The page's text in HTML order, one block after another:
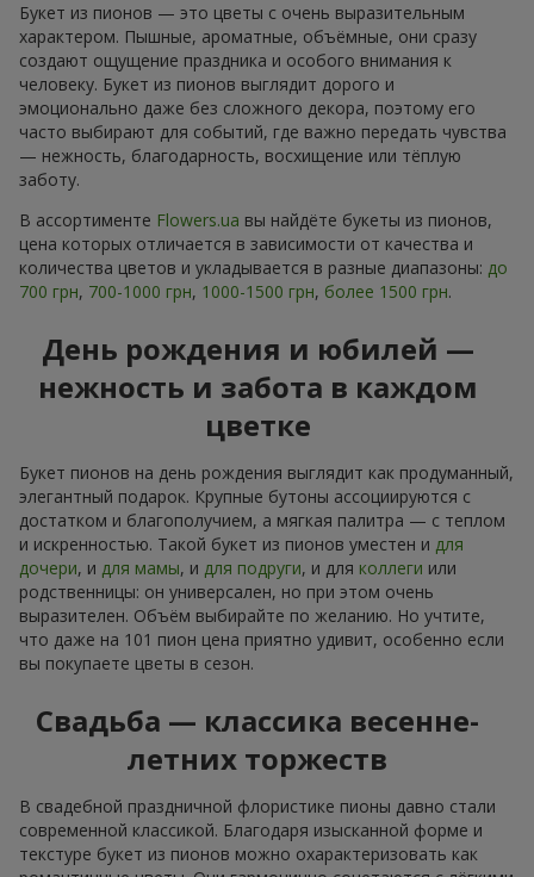
Букет из пионов — это цветы с очень выразительным
характером. Пышные, ароматные, объёмные, они сразу
создают ощущение праздника и особого внимания к
человеку. Букет из пионов выглядит дорого и
эмоционально даже без сложного декора, поэтому его
часто выбирают для событий, где важно передать чувства
— нежность, благодарность, восхищение или тёплую
заботу.
В ассортименте Flowers.ua вы найдёте букеты из пионов,
цена которых отличается в зависимости от качества и
количества цветов и укладывается в разные диапазоны: до
700 грн, 700-1000 грн, 1000-1500 грн, более 1500 грн.
День рождения и юбилей —
нежность и забота в каждом
цветке
Букет пионов на день рождения выглядит как продуманный,
элегантный подарок. Крупные бутоны ассоциируются с
достатком и благополучием, а мягкая палитра — с теплом
и искренностью. Такой букет из пионов уместен и для
дочери, и для мамы, и для подруги, и для коллеги или
родственницы: он универсален, но при этом очень
выразителен. Объём выбирайте по желанию. Но учтите,
что даже на 101 пион цена приятно удивит, особенно если
вы покупаете цветы в сезон.
Свадьба — классика весенне-
летних торжеств
В свадебной праздничной флористике пионы давно стали
современной классикой. Благодаря изысканной форме и
текстуре букет из пионов можно охарактеризовать как